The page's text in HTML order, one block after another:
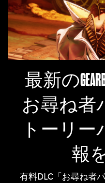
最新の
お尋ね者
トーリー
報
有料DLC「お尋ね者